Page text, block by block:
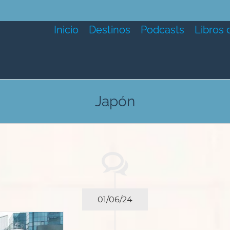
Inicio Destinos Podcasts Libros
Japón
01/06/24